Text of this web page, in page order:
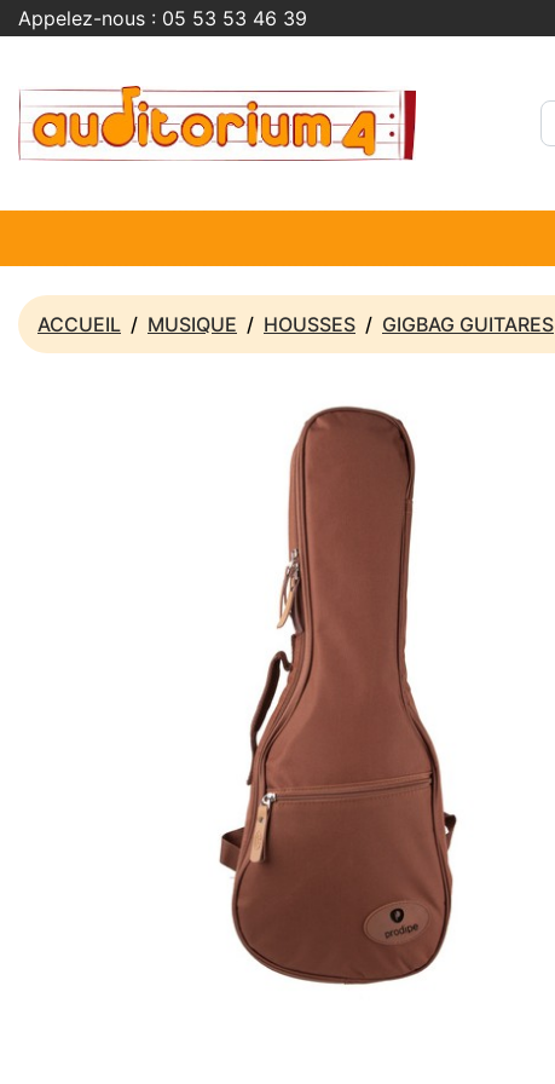
Appelez-nous : 05 53 53 46 39
ACCUEIL MUSIQUE HOUSSES GIGBAG GUITARES